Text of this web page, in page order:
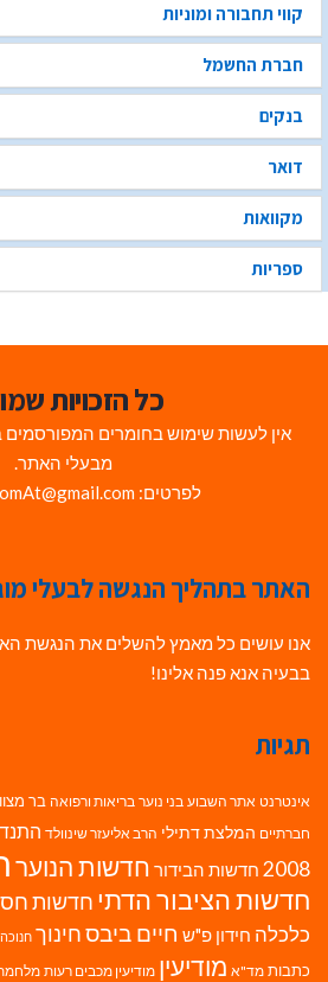
קווי תחבורה ומוניות
חברת החשמל
בנקים
דואר
מקוואות
ספריות
כל הזכויות
אין לעשות שימוש בחומרים
מבעלי האתר.
לפרטים: Avihai.ZoomAt@gmail.com
האתר בתהליך הנגשה לבעלי
אנו עושים כל מאמץ להשלים את הנגשת
בבעיה אנא פנה אלינו!
תגיות
אינטרנט אתר השבוע בני נוער בריאות ורפואה בר
חברתיים המלצת דתילי הרב אליעזר שינוולד
2008 חדשות הבידור חדשות הנוער
חדשות הציבור הדתי חדשות
כלכלה חידון פ"ש חיים ביבסחינוך חנוכה
כתבות מד"א מודיעין מודיעין מכבים רעות